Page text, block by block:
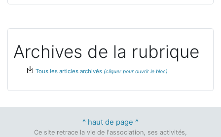
Archives de la rubrique
Tous les articles archivés
^ haut de page ^
Ce site retrace la vie de l'association, ses activités,